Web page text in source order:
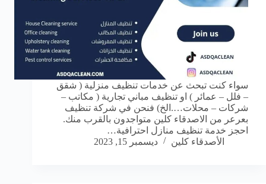
سواء كنت تبحث عن خدمات تنظيف منزلية ( شقق
– فلل – عمائر ) او تنظيف مباني تجارية ( مكاتب –
شركات – محلات….الخ) فنحن في شركة تنظيف
بعرعر من الاصدقاء كلين متواجدون بالقرب منك.
احجز خدمة تنظيف منازل احترافية…
الأصدقاء كلين
ديسمبر 15, 2023